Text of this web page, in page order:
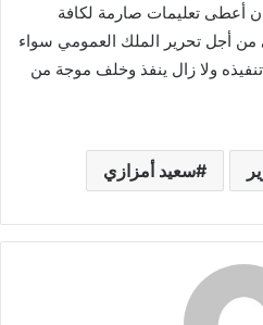
أعطى تعليمات صارمة لكافة
من أجل تحرير الملك العمومي سواء
تنفيذه ولا زال ينفذ وخلف موجة من
سعيد أمزازي